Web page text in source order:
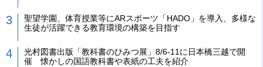
聖望学園、体育授業等にARスポーツ「HADO」を導入、多様な
生徒が活躍できる教育環境の構築を目指す
光村図書出版「教科書のひみつ展」8/6-11に日本橋三越で開
催 懐かしの国語教科書や表紙の工夫を紹介